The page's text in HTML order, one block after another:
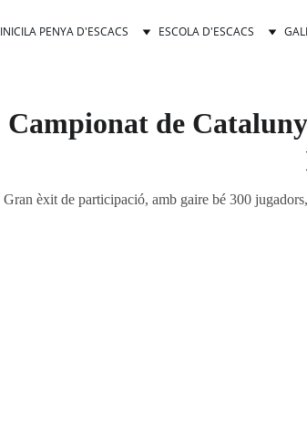
INICILA PENYA D'ESCACS ESCOLA D'ESCACS
Campionat de
Gran èxit de participació, amb gaire bé 300